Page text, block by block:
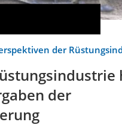
der
der